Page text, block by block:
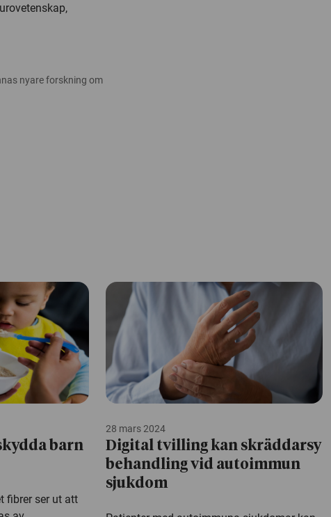
nyare forskning om
barn
fibrer ser ut att
28 mars 2024
Digital tvilling kan skräddarsy
behandling vid autoimmun
sjukdom